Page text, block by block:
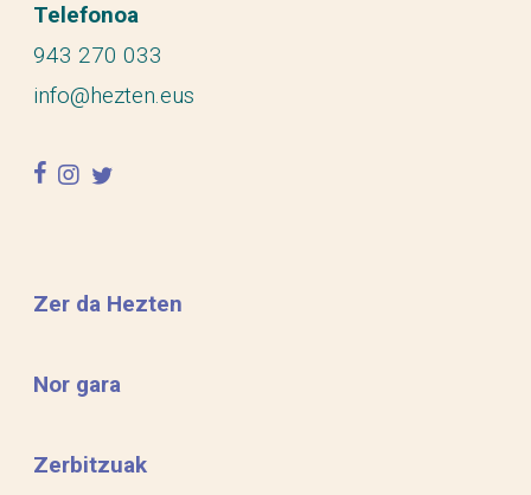
Telefonoa
943 270 033
info@hezten.eus
facebook
instagram
twitter
Zer da Hezten
Nor gara
Zerbitzuak